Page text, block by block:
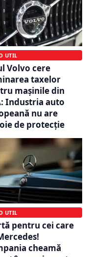
UTIL
Volvo cere
taxelor
mașinile din
Industria auto
nu are
de protecție
UTIL
pentru cei care
cheamă